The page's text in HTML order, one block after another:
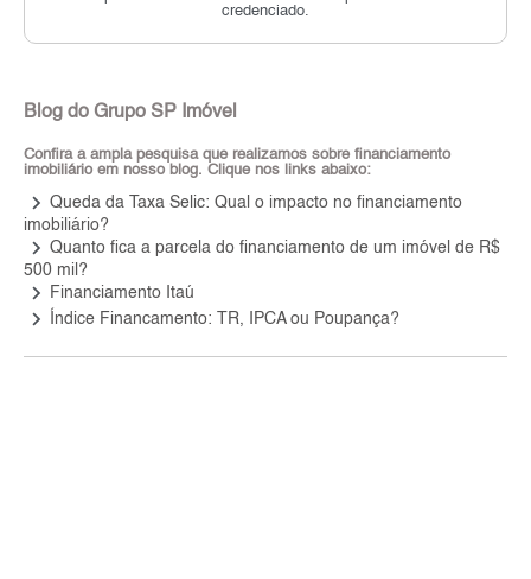
credenciado.
Blog do Grupo SP Imóvel
Confira a ampla pesquisa que realizamos sobre financiamento
imobiliário em nosso blog. Clique nos links abaixo:
keyboard_arrow_right Queda da Taxa Selic: Qual o impacto no financiamento
imobiliário?
keyboard_arrow_right Quanto fica a parcela do financiamento de um imóvel de R$
500 mil?
keyboard_arrow_right Financiamento Itaú
keyboard_arrow_right Índice Financamento: TR, IPCA ou Poupança?